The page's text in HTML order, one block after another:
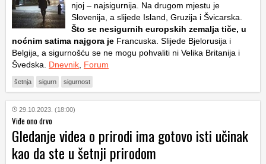
njoj – najsigurnija. Na drugom mjestu je
Slovenija, a slijede Island, Gruzija i Švicarska.
Što se nesigurnih europskih zemalja tiče, u
noćnim satima najgora je Francuska. Slijede Bjelorusija i
Belgija, a sigurnošću se ne mogu pohvaliti ni Velika Britanija i
Švedska. Dnevnik Forum
šetnja sigurn sigurnost
29.10.2023. (18:00)
Viđe ono drvo
Gledanje videa o prirodi ima gotovo isti učinak
kao da ste u šetnji prirodom